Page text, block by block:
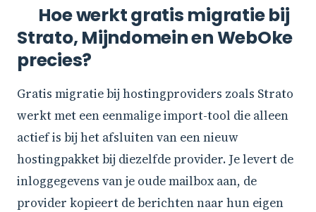
Hoe werkt gratis migratie bij
Strato, Mijndomein en WebOke
precies?
Gratis migratie bij hostingproviders zoals Strato
werkt met een eenmalige import-tool die alleen
actief is bij het afsluiten van een nieuw
hostingpakket bij diezelfde provider. Je levert de
inloggegevens van je oude mailbox aan, de
provider kopieert de berichten naar hun eigen